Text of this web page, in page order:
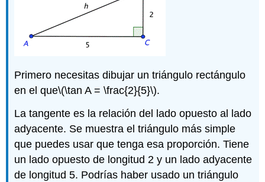
Primero necesitas dibujar un triángulo rectángulo
en el que\(\tan A = \frac{2}{5}\).
La tangente es la relación del lado opuesto al lado
adyacente. Se muestra el triángulo más simple
que puedes usar que tenga esa proporción. Tiene
un lado opuesto de longitud 2 y un lado adyacente
de longitud 5. Podrías haber usado un triángulo